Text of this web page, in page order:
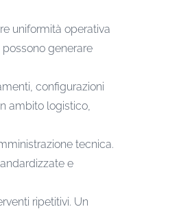
uniformità operativa
generare
configurazioni
ambito logistico,
tecnica.
e
ripetitivi. Un